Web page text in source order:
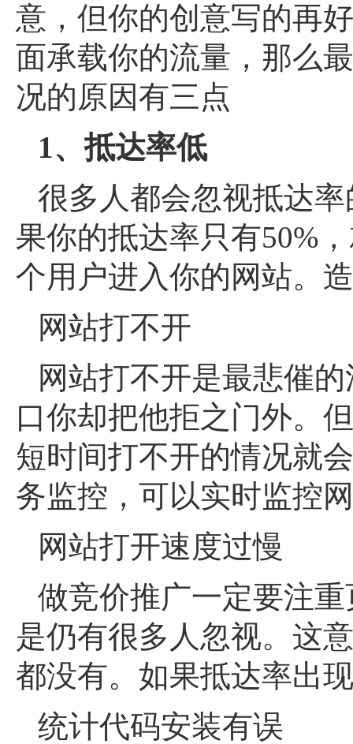
意，但你的创意写的再
面承载你的流量，那么
况的原因有三点
1、抵达率低
很多人都会忽视抵达
果你的抵达率只有50%
个用户进入你的网站。
网站打不开
网站打不开是最悲催
口你却把他拒之门外。
短时间打不开的情况就
务监控，可以实时监控
网站打开速度过慢
做竞价推广一定要注
是仍有很多人忽视。这
都没有。如果抵达率出
统计代码安装有误